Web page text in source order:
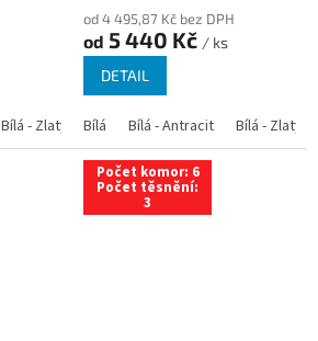
Bílá - Zlatý dub Bílá - Tmavý dub Bílá -
od 4 495,87 Kč bez DPH
od 5 440 Kč / ks
DETAIL
Bílá Bílá - Antracit Bílá - Zlatý
Počet komor: 6
Počet těsnění:
3